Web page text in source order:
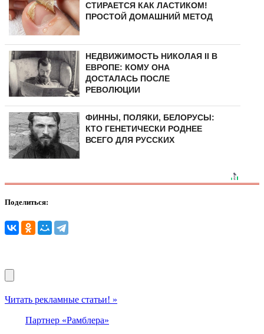
СТИРАЕТСЯ КАК ЛАСТИКОМ!
ПРОСТОЙ ДОМАШНИЙ МЕТОД
НЕДВИЖИМОСТЬ НИКОЛАЯ II В
ЕВРОПЕ: КОМУ ОНА
ДОСТАЛАСЬ ПОСЛЕ
РЕВОЛЮЦИИ
ФИННЫ, ПОЛЯКИ, БЕЛОРУСЫ:
КТО ГЕНЕТИЧЕСКИ РОДНЕЕ
ВСЕГО ДЛЯ РУССКИХ
Поделиться:
Читать рекламные статьи! »
Партнер «Рамблера»